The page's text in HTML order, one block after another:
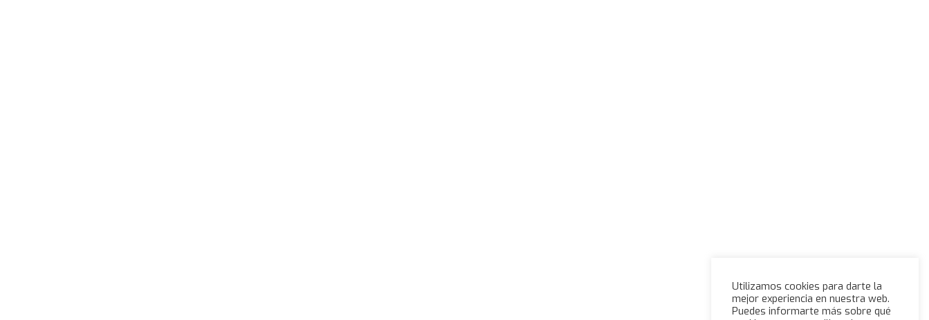
Utilizamos cookies para darte la
mejor experiencia en nuestra web.
Puedes informarte más sobre qué